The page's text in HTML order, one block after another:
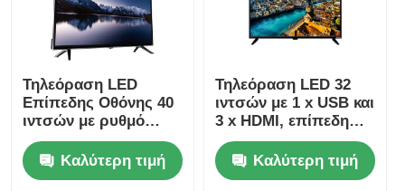
Τηλεόραση LED
Επίπεδης Οθόνης 40
ιντσών με ρυθμό
ανανέωσης 60Hz και
ανάλυση 1080p FHD
Καλύτερη τιμή
Τηλεόραση LED 32
ιντσών με 1 x USB και
3 x HDMI, επίπεδη
οθόνη
Καλύτερη τιμή